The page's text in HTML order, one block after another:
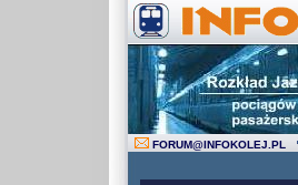
FORUM@INFOKOLEJ.PL